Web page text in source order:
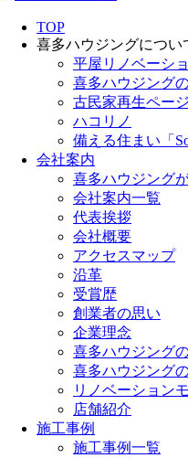
TOP
喜多ハウジングについ
平屋リノベーシ
喜多ハウジング
古民家再生ページ
ハコリノ
備える住まい「
会社案内
喜多ハウジング
会社案内一覧
代表挨拶
会社概要
アクセスマップ
沿革
受賞歴
創業者の思い
企業理念
喜多ハウジング
喜多ハウジング
リノベーション
店舗紹介
施工事例
施工事例一覧